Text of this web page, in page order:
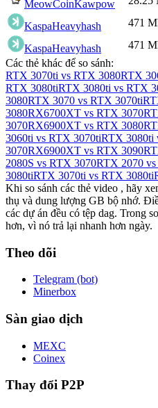
MeowCoinKawpow
KaspaHeavyhash 471
KaspaHeavyhash 471
Các thẻ khác để so sánh:
RTX 3070ti vs RTX 3080RTX
RTX 3080tiRTX 3080ti vs RTX
3080RTX 3070 vs RTX 3070ti
3080RX6700XT vs RTX 3070
3070RX6900XT vs RTX 3080
3060ti vs RTX 3070tiRTX 3080ti
3070RX6900XT vs RTX 3090
2080S vs RTX 3070RTX 2070
3080tiRTX 3070ti vs RTX 3080ti
Khi so sánh các thẻ video , hãy
thụ và dung lượng GB bộ nhớ.
các dự án đều có tệp dag. Trong
hơn, vì nó trả lại nhanh hơn ngày.
Theo dõi
Telegram (bot)
Minerbox
Sàn giao dịch
MEXC
Coinex
Thay đổi P2P